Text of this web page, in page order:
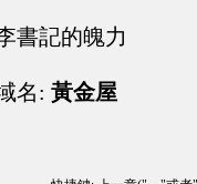
書記的魄力
名: 黃金屋